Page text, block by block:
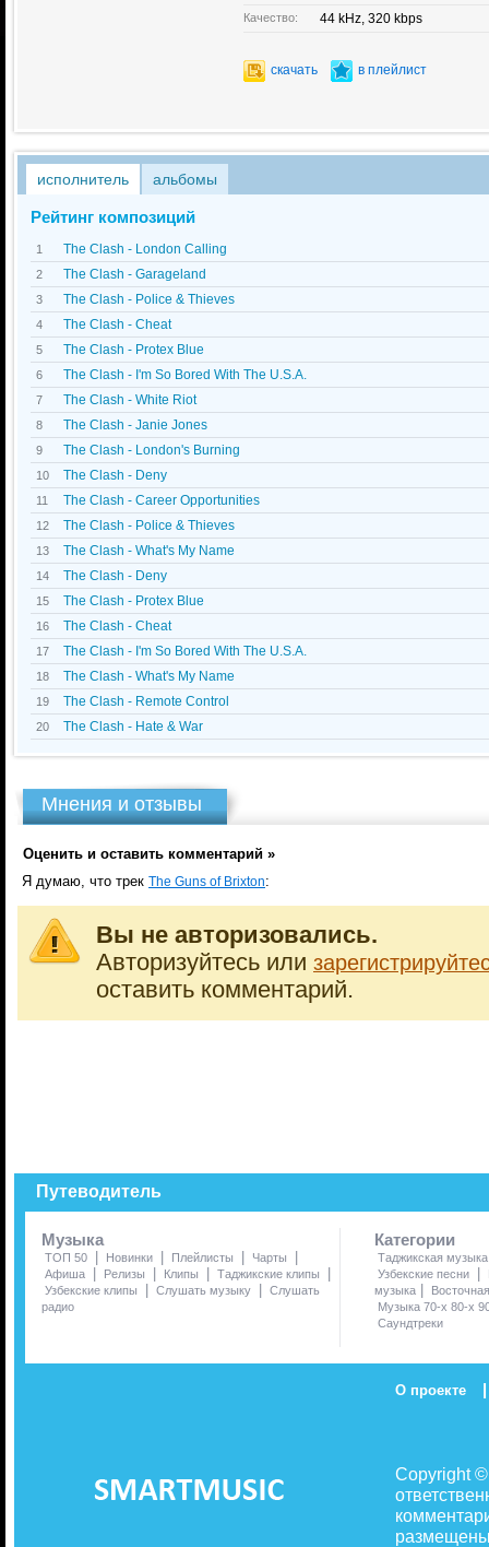
Качество: 44 kHz, 320 kbps
скачать в плейлист
исполнитель альбомы
Рейтинг композиций
1 The Clash - London Calling
2 The Clash - Garageland
3 The Clash - Police & Thieves
4 The Clash - Cheat
5 The Clash - Protex Blue
6 The Clash - I'm So Bored With The U.S.A.
7 The Clash - White Riot
8 The Clash - Janie Jones
9 The Clash - London's Burning
10 The Clash - Deny
11 The Clash - Career Opportunities
12 The Clash - Police & Thieves
13 The Clash - What's My Name
14 The Clash - Deny
15 The Clash - Protex Blue
16 The Clash - Cheat
17 The Clash - I'm So Bored With The U.S.A.
18 The Clash - What's My Name
19 The Clash - Remote Control
20 The Clash - Hate & War
Мнения и отзывы
Оценить и оставить комментарий »
Я думаю, что трек The Guns of Brixton:
Вы не авторизовались.
Авторизуйтесь или
оставить комментарий.
Путеводитель
Музыка
ТОП 50 | Новинки | Плейлисты | Чарты |
Афиша | Релизы | Клипы | Таджикские клипы |
Узбекские клипы | Слушать музыку | Слушать
радио
Категории
Таджикская музыка
Узбекские песни
|
музыка |
Музыка 70-х 80-х
Саундтреки
О проекте |
Copyright
размещены